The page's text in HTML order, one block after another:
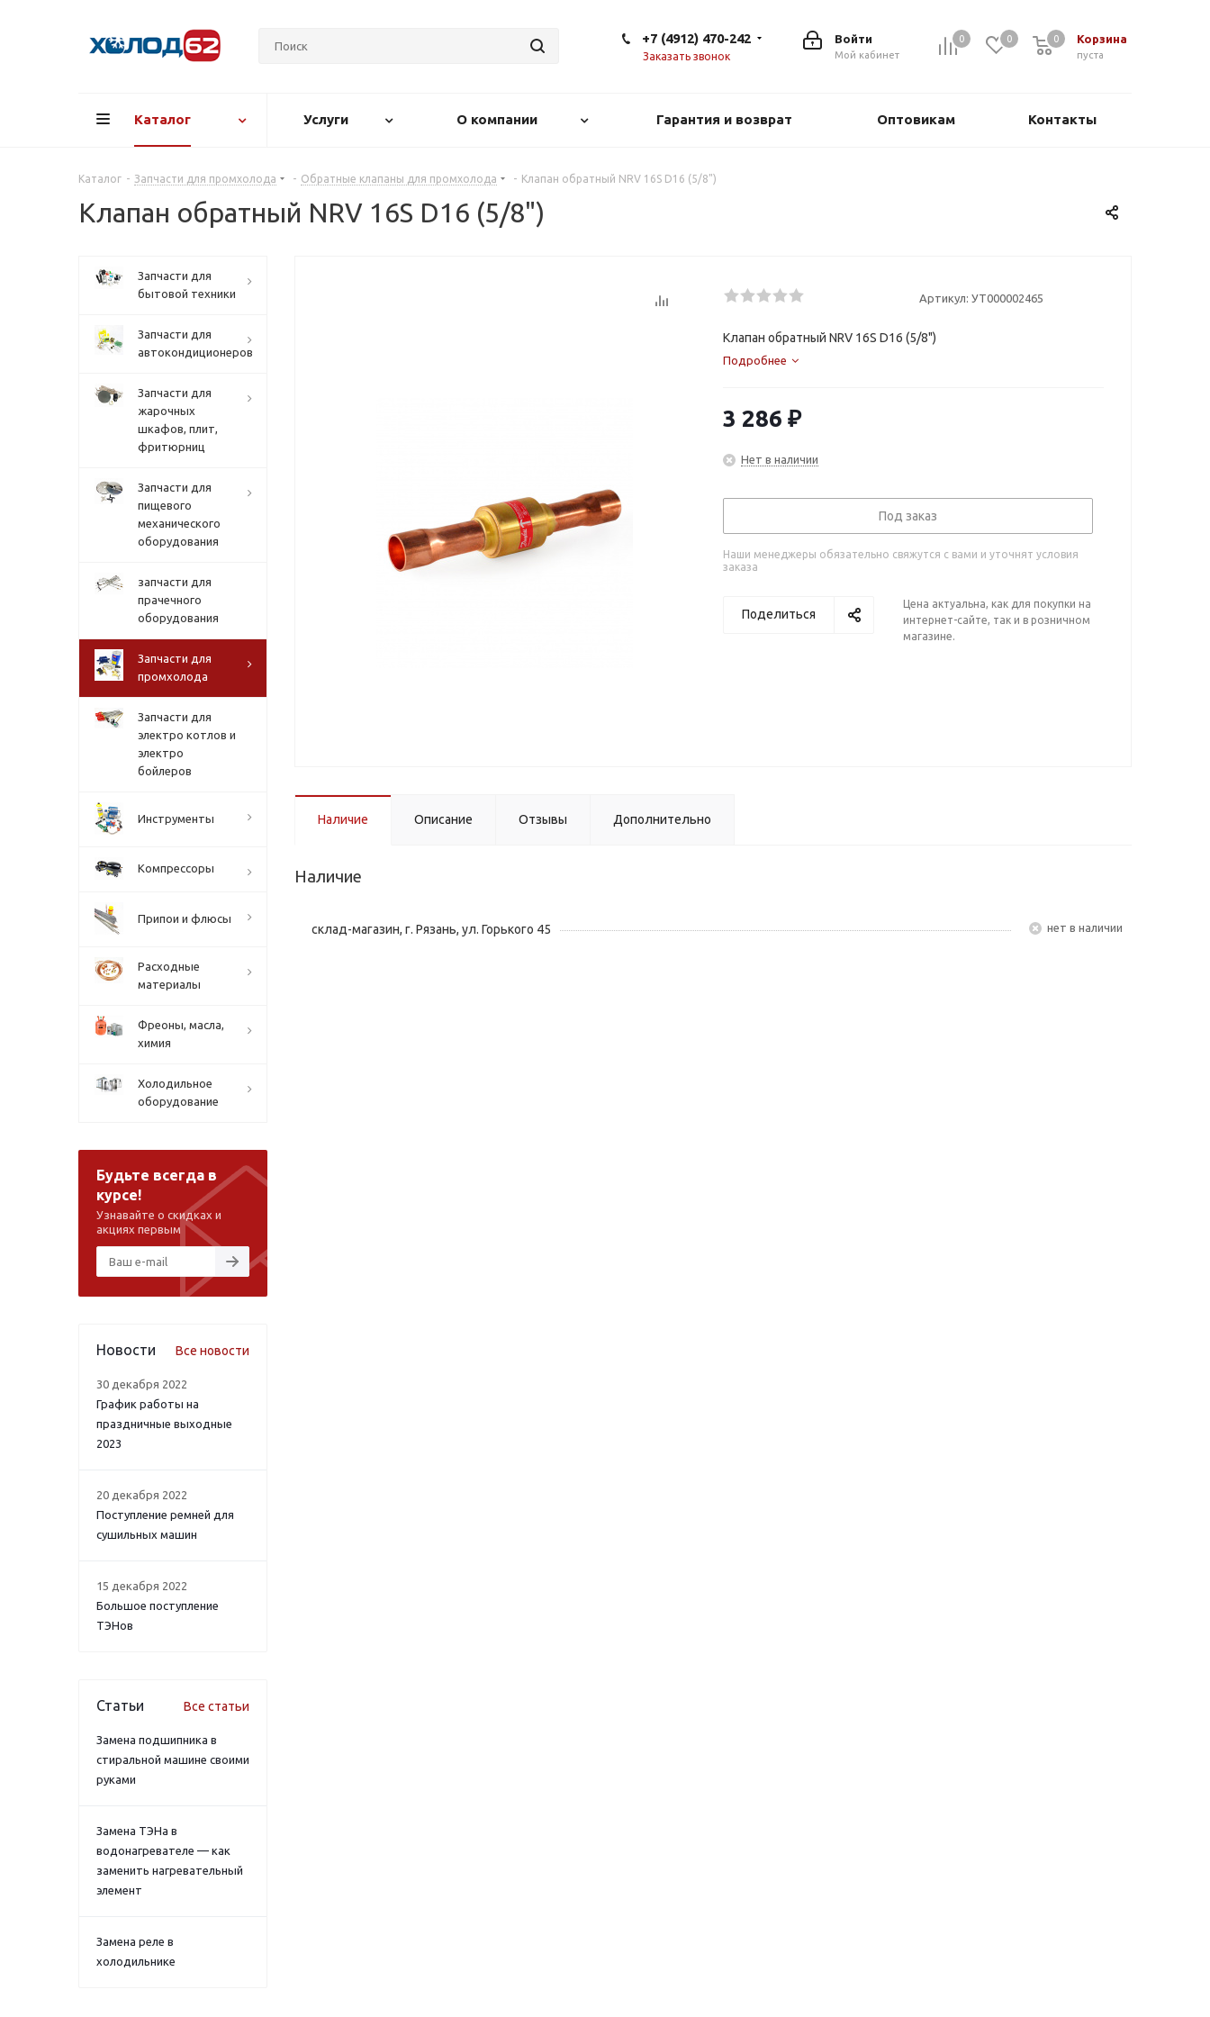
0 0 Корзина
0
пуста
0
Войти
Мой кабинет
+7 (4912) 470-242
Заказать звонок
Каталог Услуги О компании Гарантия и возврат Оптовикам Контакты
Каталог - Запчасти для промхолода - Обратные клапаны для промхолода - Клапан обратный NRV 16S D16 (5/8")
Клапан обратный NRV 16S D16 (5/8")
Артикул: УТ000002465
Клапан обратный NRV 16S D16 (5/8")
Подробнее
3 286 ₽
Нет в наличии
Под заказ
Наши менеджеры обязательно свяжутся с вами и уточнят условия
заказа
Поделиться
Цена актуальна, как для покупки на
интернет-сайте, так и в розничном
магазине.
Наличие Описание Отзывы Дополнительно
Наличие
склад-магазин, г. Рязань, ул. Горького 45 Нет в наличии
Запчасти для
бытовой техники
Запчасти для
автокондиционеров
Запчасти для
жарочных
шкафов, плит,
фритюрниц
Запчасти для
пищевого
механического
оборудования
запчасти для
прачечного
оборудования
Запчасти для
промхолода
Запчасти для
электро котлов и
электро
бойлеров
Инструменты
Компрессоры
Припои и флюсы
Расходные
материалы
Фреоны, масла,
химия
Холодильное
оборудование
Будьте всегда в
курсе!
Узнавайте о скидках и
акциях первым
Новости Все новости
30 декабря 2022
График работы на
праздничные выходные
2023
20 декабря 2022
Поступление ремней для
сушильных машин
15 декабря 2022
Большое поступление
ТЭНов
Статьи Все статьи
Замена подшипника в
стиральной машине своими
руками
Замена ТЭНа в
водонагревателе — как
заменить нагревательный
элемент
Замена реле в
холодильнике